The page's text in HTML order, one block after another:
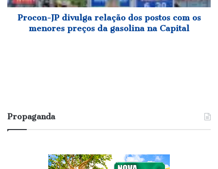
menores
preços
Procon-JP divulga relação dos postos com os
menores preços da gasolina na Capital
Propaganda